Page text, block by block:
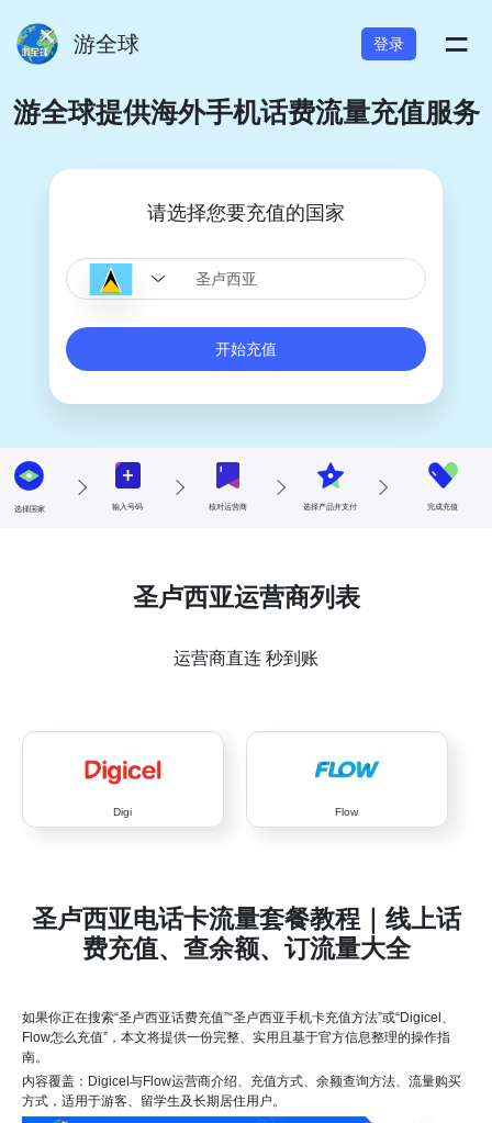
游全球 登录 =
游全球提供海外手机话费流量充值服务
请选择您要充值的国家
开始充值
选择国家 输入号码 核对运营商 选择产品并支付 完成充值
圣卢西亚运营商列表
运营商直连 秒到账
Digi Flow
圣卢西亚电话卡流量套餐教程｜线上话
费充值、查余额、订流量大全
如果你正在搜索“圣卢西亚话费充值”“圣卢西亚手机卡充值方法”或“Digicel、
Flow怎么充值”，本文将提供一份完整、实用且基于官方信息整理的操作指
南。
内容覆盖：Digicel与Flow运营商介绍、充值方式、余额查询方法、流量购买
方式，适用于游客、留学生及长期居住用户。